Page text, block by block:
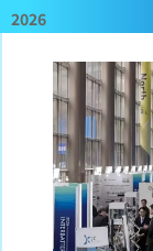
2026